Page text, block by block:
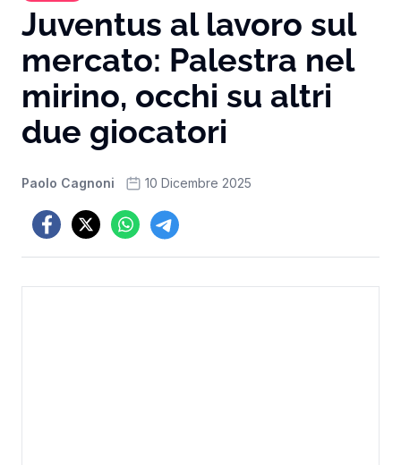
Juventus al lavoro sul
mercato: Palestra nel
mirino, occhi su altri
due giocatori
Paolo Cagnoni 10 Dicembre 2025